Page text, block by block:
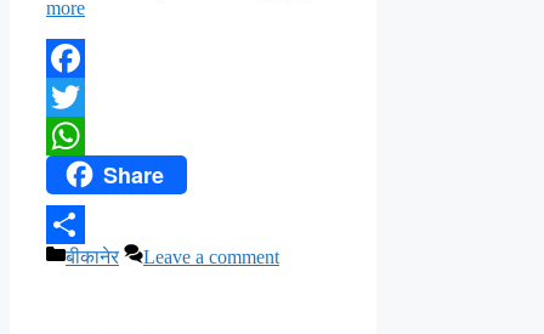
more
Facebook
Twitter
WhatsAppShare
Share
Categories
बीकानेर Leave a comment